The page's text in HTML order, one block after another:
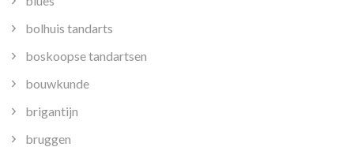
bolhuis tandarts
boskoopse tandartsen
bouwkunde
brigantijn
bruggen